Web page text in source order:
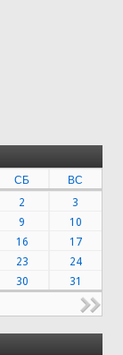
СБ
ВС
2
3
9
10
16
17
23
24
30 31